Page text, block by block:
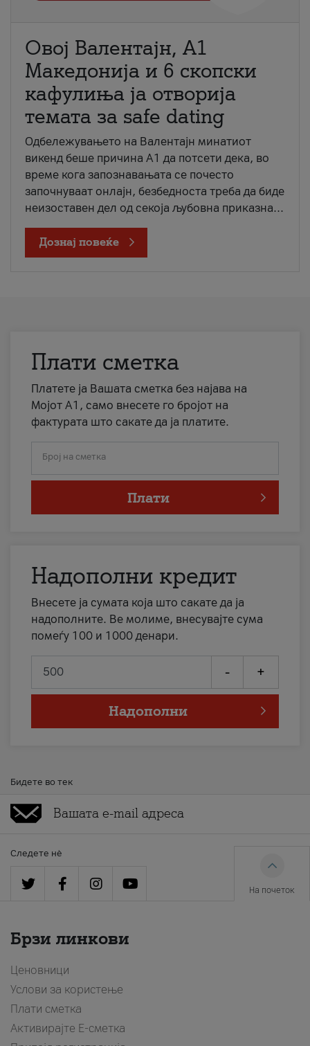
Овој Валентајн, A1
Македонија и 6 скопски
кафулиња ја отворија
темата за safe dating
Одбележувањето на Валентајн минатиот
викенд беше причина А1 да потсети дека, во
време кога запознавањата се почесто
започнуваат онлајн, безбедноста треба да биде
неизоставен дел од секоја љубовна приказна...
Дознај повеќе
Плати сметка
Платете ја Вашата сметка без најава на
Мојот А1, само внесете го бројот на
фактурата што сакате да ја платите.
Број на сметка
Плати
Надополни кредит
Внесете ја сумата која што сакате да ја
надополните. Ве молиме, внесувајте сума
помеѓу 100 и 1000 денари.
- +
Надополни
Бидете во тек
Следете нè
На почеток
Брзи линкови
Ценовници
Услови за користење
Плати сметка
Активирајте Е-сметка